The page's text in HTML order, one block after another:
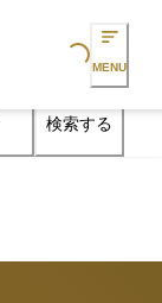
Loading...
MENU
検索する